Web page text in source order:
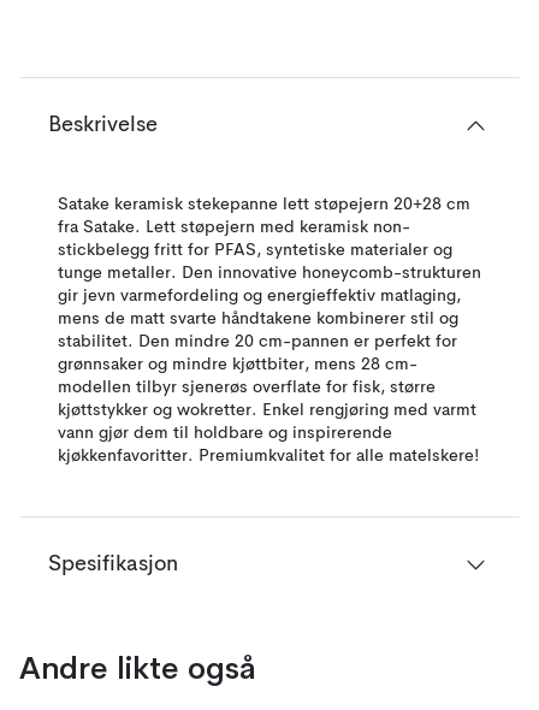
Beskrivelse
Satake keramisk stekepanne lett støpejern 20+28 cm
fra Satake. Lett støpejern med keramisk non-
stickbelegg fritt for PFAS, syntetiske materialer og
tunge metaller. Den innovative honeycomb-strukturen
gir jevn varmefordeling og energieffektiv matlaging,
mens de matt svarte håndtakene kombinerer stil og
stabilitet. Den mindre 20 cm-pannen er perfekt for
grønnsaker og mindre kjøttbiter, mens 28 cm-
modellen tilbyr sjenerøs overflate for fisk, større
kjøttstykker og wokretter. Enkel rengjøring med varmt
vann gjør dem til holdbare og inspirerende
kjøkkenfavoritter. Premiumkvalitet for alle matelskere!
Spesifikasjon
Andre likte også